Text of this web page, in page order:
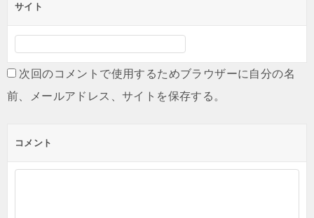
サイト
次回のコメントで使用するためブラウザーに自分の名
前、メールアドレス、サイトを保存する。
コメント